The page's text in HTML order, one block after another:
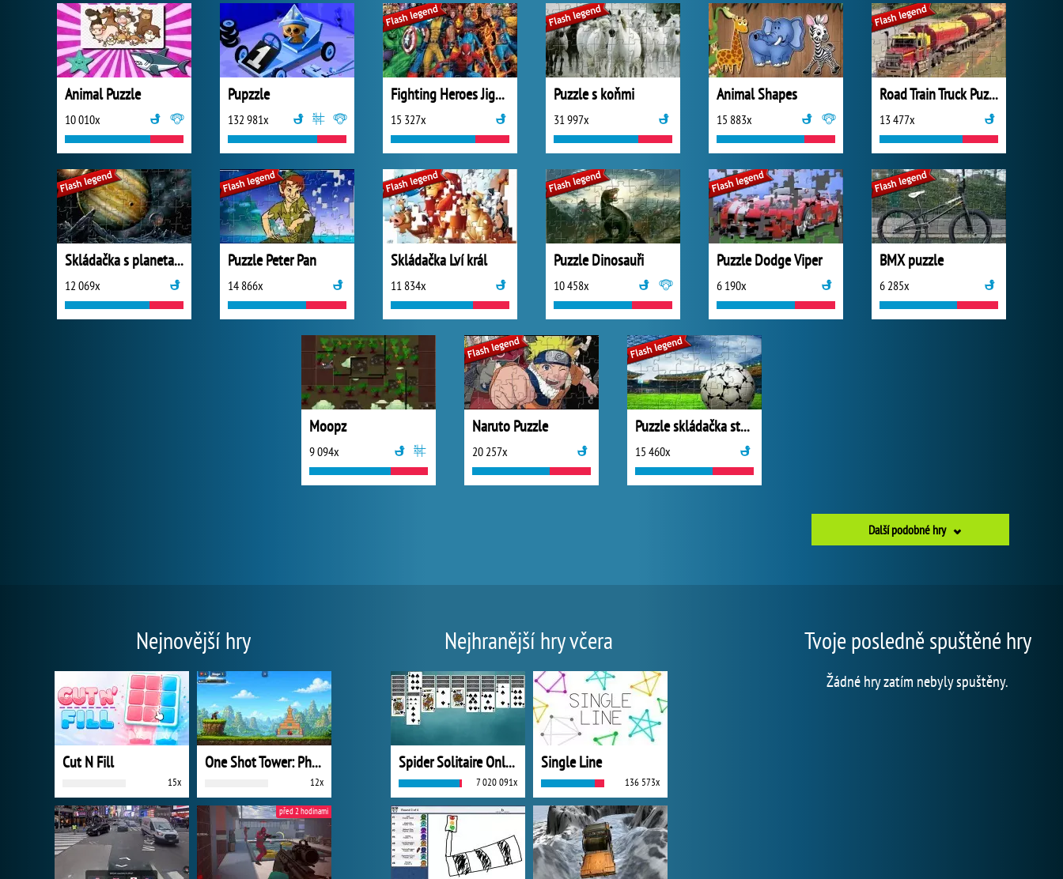
Animal Puzzle
10 010x
Pupzzle
132 981x
Fighting Heroes Jigsaw
15 327x
Puzzle s koňmi
31 997x
Animal Shapes
15 883x
Road Train Truck Puzzle
13 477x
Skládačka s planetami
12 069x
Puzzle Peter Pan
14 866x
Skládačka Lví král
11 834x
Puzzle Dinosauři
10 458x
Puzzle Dodge Viper
6 190x
BMX puzzle
6 285x
Moopz
9 094x
Naruto Puzzle
20 257x
Puzzle skládačka stadionu
15 460x
Další podobné hry
Nejnovější hry
Cut N Fill
15x
One Shot Tower: Physics Destroyer
12x
před 2 hodinami
Nejhranější hry včera
Spider Solitaire Online
7 020 091x
Single Line
136 573x
Tvoje posledně spuštěné hry
Žádné hry zatím nebyly spuštěny.